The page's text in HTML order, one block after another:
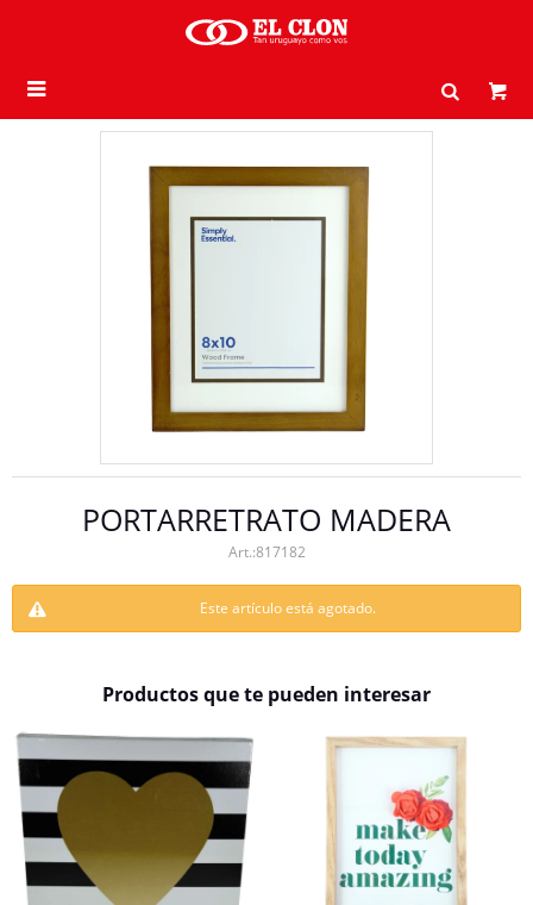

PORTARRETRATO MADERA
817182
Este artículo está agotado.
Productos que te pueden interesar